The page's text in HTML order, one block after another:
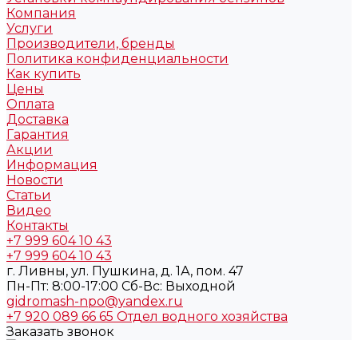
Компания
Услуги
Производители, бренды
Политика конфиденциальности
Как купить
Цены
Оплата
Доставка
Гарантия
Акции
Информация
Новости
Статьи
Видео
Контакты
+7 999 604 10 43
+7 999 604 10 43
г. Ливны, ул. Пушкина, д. 1А, пом. 47
Пн-Пт: 8:00-17:00 Cб-Вс: Выходной
gidromash-npo@yandex.ru
+7 920 089 66 65 Отдел водного хозяйства
Заказать звонок